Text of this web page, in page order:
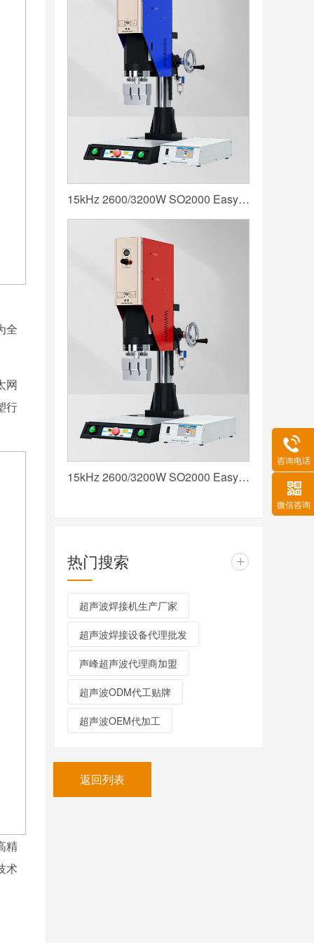
全
网
行
精
术
15kHz 2600/3200W SO2000 Easy 声峰超声波焊接机 数字 圆立柱 蓝色
15kHz 2600/3200W SO2000 Easy 声峰超声波焊接机 数字 圆立柱 红
热门搜索 +
超声波焊接机生产厂家
超声波焊接设备代理批发
声峰超声波代理商加盟
超声波ODM代工贴牌
超声波OEM代加工
返回列表
咨询电话
微信咨询